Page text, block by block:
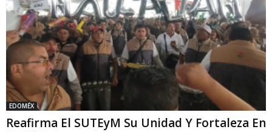
EDOMÉX
Reafirma El SUTEyM Su Unidad Y Fortaleza En